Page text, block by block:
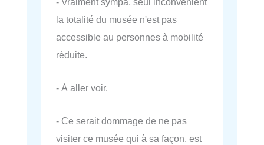
la totalité du musée n'est pas
accessible au personnes à mobilité
réduite.
- À aller voir.
- Ce serait dommage de ne pas
visiter ce musée qui à sa façon, est